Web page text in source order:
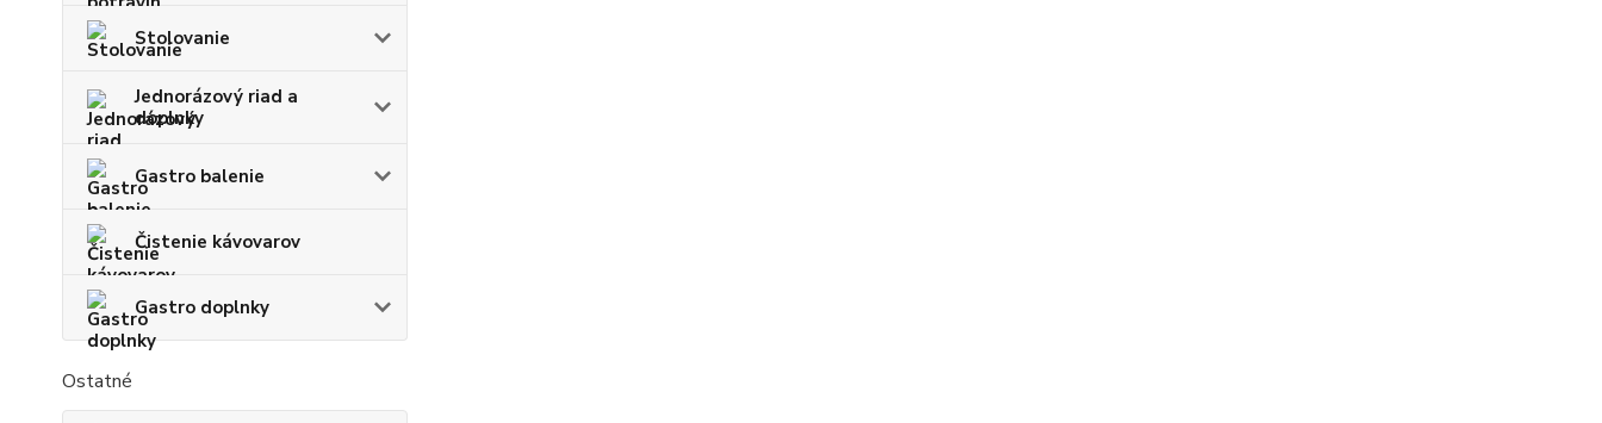
Stolovanie
Jednorázový riad a
doplnky
Gastro balenie
Čistenie kávovarov
Gastro doplnky
Ostatné